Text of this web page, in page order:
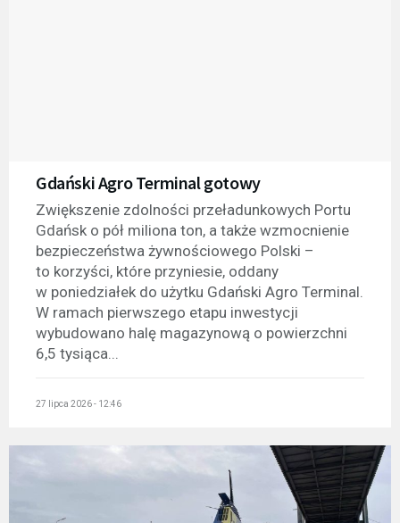
Gdański Agro Terminal gotowy
Zwiększenie zdolności przeładunkowych Portu
Gdańsk o pół miliona ton, a także wzmocnienie
bezpieczeństwa żywnościowego Polski –
to korzyści, które przyniesie, oddany
w poniedziałek do użytku Gdański Agro Terminal.
W ramach pierwszego etapu inwestycji
wybudowano halę magazynową o powierzchni
6,5 tysiąca...
27 lipca 2026 - 12:46